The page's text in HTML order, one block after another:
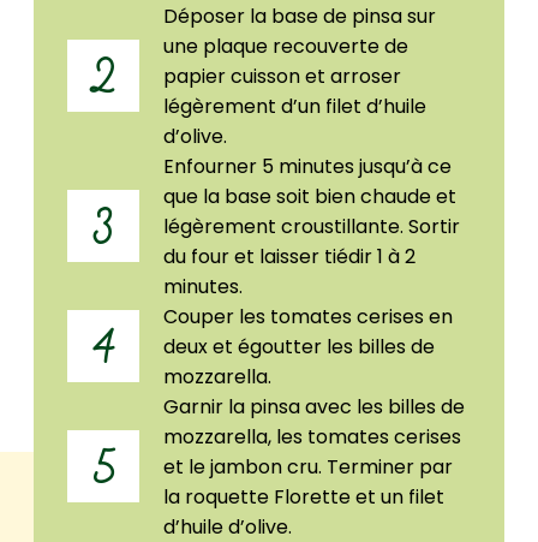
2
Déposer la base de pinsa sur
une plaque recouverte de
papier cuisson et arroser
légèrement d’un filet d’huile
d’olive.
3
Enfourner 5 minutes jusqu’à ce
que la base soit bien chaude et
légèrement croustillante. Sortir
du four et laisser tiédir 1 à 2
minutes.
4
Couper les tomates cerises en
deux et égoutter les billes de
mozzarella.
5
Garnir la pinsa avec les billes de
mozzarella, les tomates cerises
et le jambon cru. Terminer par
la roquette Florette et un filet
d’huile d’olive.